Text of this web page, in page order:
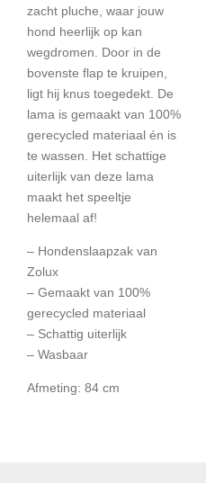
zacht pluche, waar jouw
hond heerlijk op kan
wegdromen. Door in de
bovenste flap te kruipen,
ligt hij knus toegedekt. De
lama is gemaakt van 100%
gerecycled materiaal én is
te wassen. Het schattige
uiterlijk van deze lama
maakt het speeltje
helemaal af!
– Hondenslaapzak van
Zolux
– Gemaakt van 100%
gerecycled materiaal
– Schattig uiterlijk
– Wasbaar
Afmeting: 84 cm